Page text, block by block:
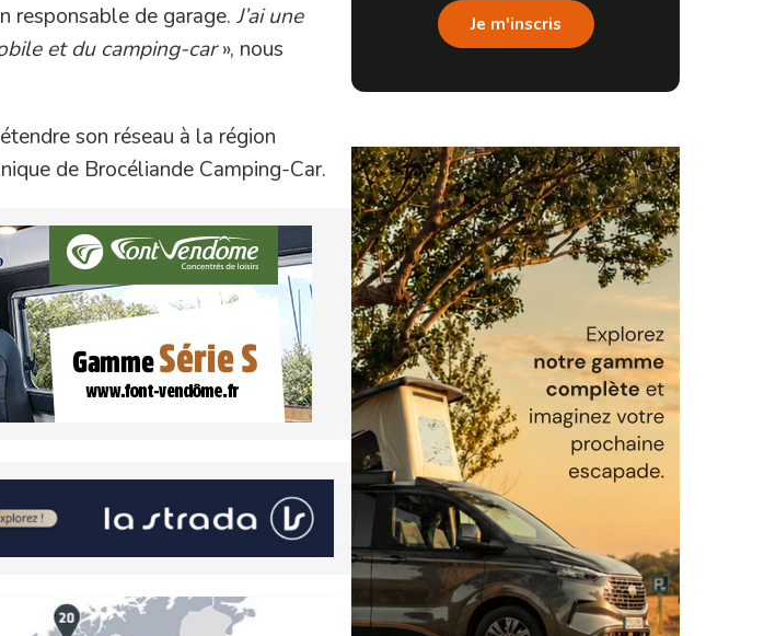
responsable de garage. J’ai une
et du camping-car», nous
son réseau à la région
de Brocéliande Camping-Car.
Je m'inscris